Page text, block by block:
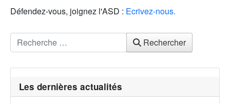
Défendez-vous, joignez l'ASD : Ecrivez-nous.
Rechercher Rechercher
Les dernières actualités